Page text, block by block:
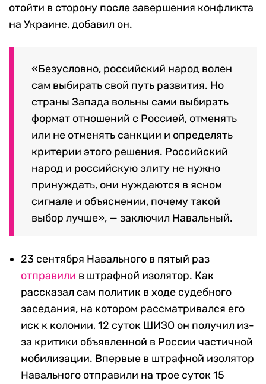
отойти в сторону после завершения конфликта
на Украине, добавил он.
«Безусловно, российский народ волен
сам выбирать свой путь развития. Но
страны Запада вольны сами выбирать
формат отношений с Россией, отменять
или не отменять санкции и определять
критерии этого решения. Российский
народ и российскую элиту не нужно
принуждать, они нуждаются в ясном
сигнале и объяснении, почему такой
выбор лучше», — заключил Навальный.
23 сентября Навального в пятый раз
отправили в штрафной изолятор. Как
рассказал сам политик в ходе судебного
заседания, на котором рассматривался его
иск к колонии, 12 суток ШИЗО он получил из-
за критики объявленной в России частичной
мобилизации. Впервые в штрафной изолятор
Навального отправили на трое суток 15